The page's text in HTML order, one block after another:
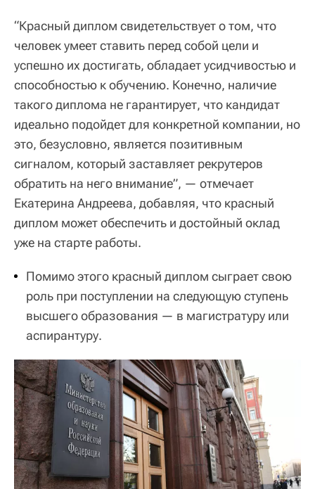
“Красный диплом свидетельствует о том, что
человек умеет ставить перед собой цели и
успешно их достигать, обладает усидчивостью и
способностью к обучению. Конечно, наличие
такого диплома не гарантирует, что кандидат
идеально подойдет для конкретной компании, но
это, безусловно, является позитивным
сигналом, который заставляет рекрутеров
обратить на него внимание”, — отмечает
Екатерина Андреева, добавляя, что красный
диплом может обеспечить и достойный оклад
уже на старте работы.
Помимо этого красный диплом сыграет свою
роль при поступлении на следующую ступень
высшего образования — в магистратуру или
аспирантуру.